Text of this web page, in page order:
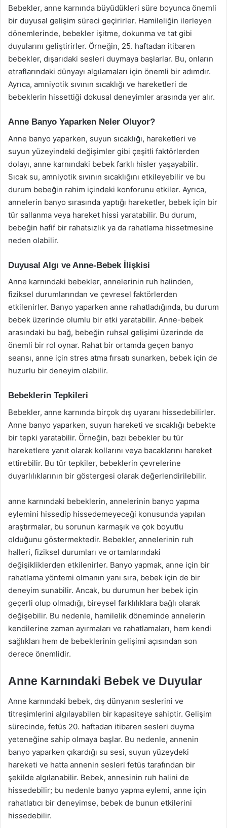
Bebekler, anne karnında büyüdükleri süre boyunca önemli
bir duyusal gelişim süreci geçirirler. Hamileliğin ilerleyen
dönemlerinde, bebekler işitme, dokunma ve tat gibi
duyularını geliştirirler. Örneğin, 25. haftadan itibaren
bebekler, dışarıdaki sesleri duymaya başlarlar. Bu, onların
etraflarındaki dünyayı algılamaları için önemli bir adımdır.
Ayrıca, amniyotik sıvının sıcaklığı ve hareketleri de
bebeklerin hissettiği dokusal deneyimler arasında yer alır.
Anne Banyo Yaparken Neler Oluyor?
Anne banyo yaparken, suyun sıcaklığı, hareketleri ve
suyun yüzeyindeki değişimler gibi çeşitli faktörlerden
dolayı, anne karnındaki bebek farklı hisler yaşayabilir.
Sıcak su, amniyotik sıvının sıcaklığını etkileyebilir ve bu
durum bebeğin rahim içindeki konforunu etkiler. Ayrıca,
annelerin banyo sırasında yaptığı hareketler, bebek için bir
tür sallanma veya hareket hissi yaratabilir. Bu durum,
bebeğin hafif bir rahatsızlık ya da rahatlama hissetmesine
neden olabilir.
Duyusal Algı ve Anne-Bebek İlişkisi
Anne karnındaki bebekler, annelerinin ruh halinden,
fiziksel durumlarından ve çevresel faktörlerden
etkilenirler. Banyo yaparken anne rahatladığında, bu durum
bebek üzerinde olumlu bir etki yaratabilir. Anne-bebek
arasındaki bu bağ, bebeğin ruhsal gelişimi üzerinde de
önemli bir rol oynar. Rahat bir ortamda geçen banyo
seansı, anne için stres atma fırsatı sunarken, bebek için de
huzurlu bir deneyim olabilir.
Bebeklerin Tepkileri
Bebekler, anne karnında birçok dış uyaranı hissedebilirler.
Anne banyo yaparken, suyun hareketi ve sıcaklığı bebekte
bir tepki yaratabilir. Örneğin, bazı bebekler bu tür
hareketlere yanıt olarak kollarını veya bacaklarını hareket
ettirebilir. Bu tür tepkiler, bebeklerin çevrelerine
duyarlılıklarının bir göstergesi olarak değerlendirilebilir.
anne karnındaki bebeklerin, annelerinin banyo yapma
eylemini hissedip hissedemeyeceği konusunda yapılan
araştırmalar, bu sorunun karmaşık ve çok boyutlu
olduğunu göstermektedir. Bebekler, annelerinin ruh
halleri, fiziksel durumları ve ortamlarındaki
değişikliklerden etkilenirler. Banyo yapmak, anne için bir
rahatlama yöntemi olmanın yanı sıra, bebek için de bir
deneyim sunabilir. Ancak, bu durumun her bebek için
geçerli olup olmadığı, bireysel farklılıklara bağlı olarak
değişebilir. Bu nedenle, hamilelik döneminde annelerin
kendilerine zaman ayırmaları ve rahatlamaları, hem kendi
sağlıkları hem de bebeklerinin gelişimi açısından son
derece önemlidir.
Anne Karnındaki Bebek ve Duyular
Anne karnındaki bebek, dış dünyanın seslerini ve
titreşimlerini algılayabilen bir kapasiteye sahiptir. Gelişim
sürecinde, fetüs 20. haftadan itibaren sesleri duyma
yeteneğine sahip olmaya başlar. Bu nedenle, annenin
banyo yaparken çıkardığı su sesi, suyun yüzeydeki
hareketi ve hatta annenin sesleri fetüs tarafından bir
şekilde algılanabilir. Bebek, annesinin ruh halini de
hissedebilir; bu nedenle banyo yapma eylemi, anne için
rahatlatıcı bir deneyimse, bebek de bunun etkilerini
hissedebilir.